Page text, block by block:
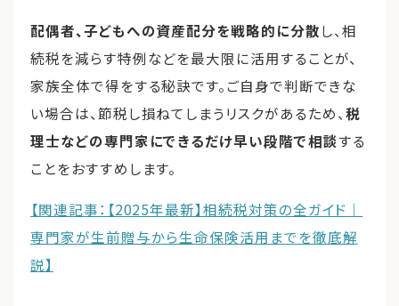
配偶者、子どもへの資産配分を戦略的に分散し、相
続税を減らす特例などを最大限に活用することが、
家族全体で得をする秘訣です。ご自身で判断できな
い場合は、節税し損ねてしまうリスクがあるため、 税
理士などの専門家にできるだけ早い段階で相談する
ことをおすすめします。
【関連記事：【2025年最新】相続税対策の全ガイド｜
専門家が生前贈与から生命保険活用までを徹底解
説】